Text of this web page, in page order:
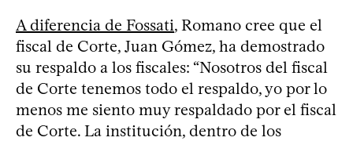
A diferencia de Fossati, Romano cree que el
fiscal de Corte, Juan Gómez, ha demostrado
su respaldo a los fiscales: “Nosotros del fiscal
de Corte tenemos todo el respaldo, yo por lo
menos me siento muy respaldado por el fiscal
de Corte. La institución, dentro de los